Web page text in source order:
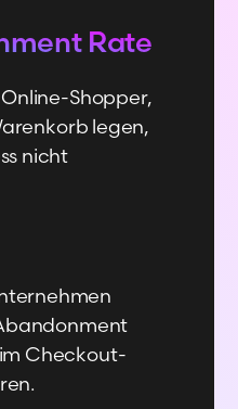
Rate
Shopper,
legen,
nicht
Checkout-